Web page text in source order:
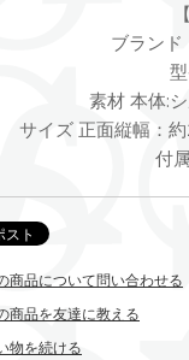
ブランド
素材 本体:
サイズ 正面縦幅：
付
商品について問い合わせる
商品を友達に教える
物を続ける